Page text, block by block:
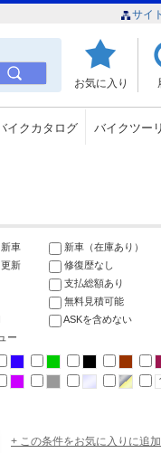
サイ
お気に入り
イクカタログ バイクツー
新車
新車（在庫あり）
更新
修復歴なし
支払総額あり
無料見積可能
ASKを含めない
ー
+ この条件をお気に入りに追加